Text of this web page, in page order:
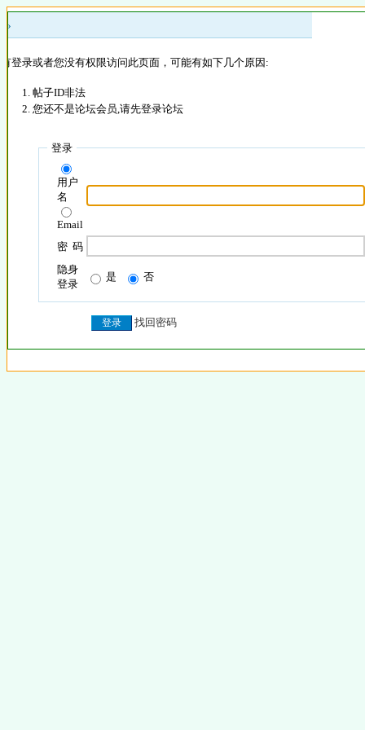
»
登录或者您没有权限访问此页面，可能有如下几个原因:
帖子ID非法
您还不是论坛会员,请先登录论坛
登录
用户
名
Email
密 码
隐身
登录
是 否
找回密码